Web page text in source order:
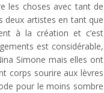
les choses avec tant de
deux artistes en tant que
à la création et c’est
est considérable,
Simone mais elles ont
corps sourire aux lèvres
pour le moins sombre